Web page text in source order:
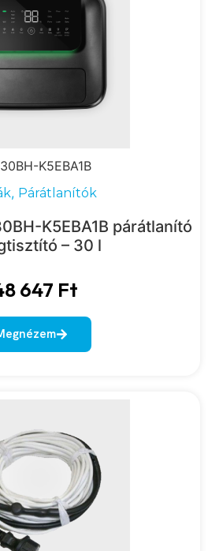
K5EBA1B
, Párátlanítók
K5EBA1B párátlanító
– 30 l
647 Ft